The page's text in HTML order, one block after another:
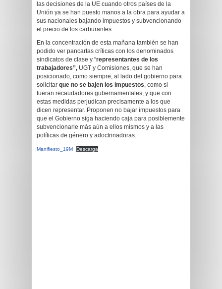
las decisiones de la UE cuando otros países de la
Unión ya se han puesto manos a la obra para ayudar a
sus nacionales bajando impuestos y subvencionando
el precio de los carburantes.
En la concentración de esta mañana también se han
podido ver pancartas críticas con los denominados
sindicatos de clase y “representantes de los
trabajadores”, UGT y Comisiones, que se han
posicionado, como siempre, al lado del gobierno para
solicitar que no se bajen los impuestos, como si
fueran recaudadores gubernamentales, y que con
estas medidas perjudican precisamente a los que
dicen representar. Proponen no bajar impuestos para
que el Gobierno siga haciendo caja para posiblemente
subvencionarle más aún a ellos mismos y a las
políticas de género y adoctrinadoras.
Manifiesto_19M Descarga